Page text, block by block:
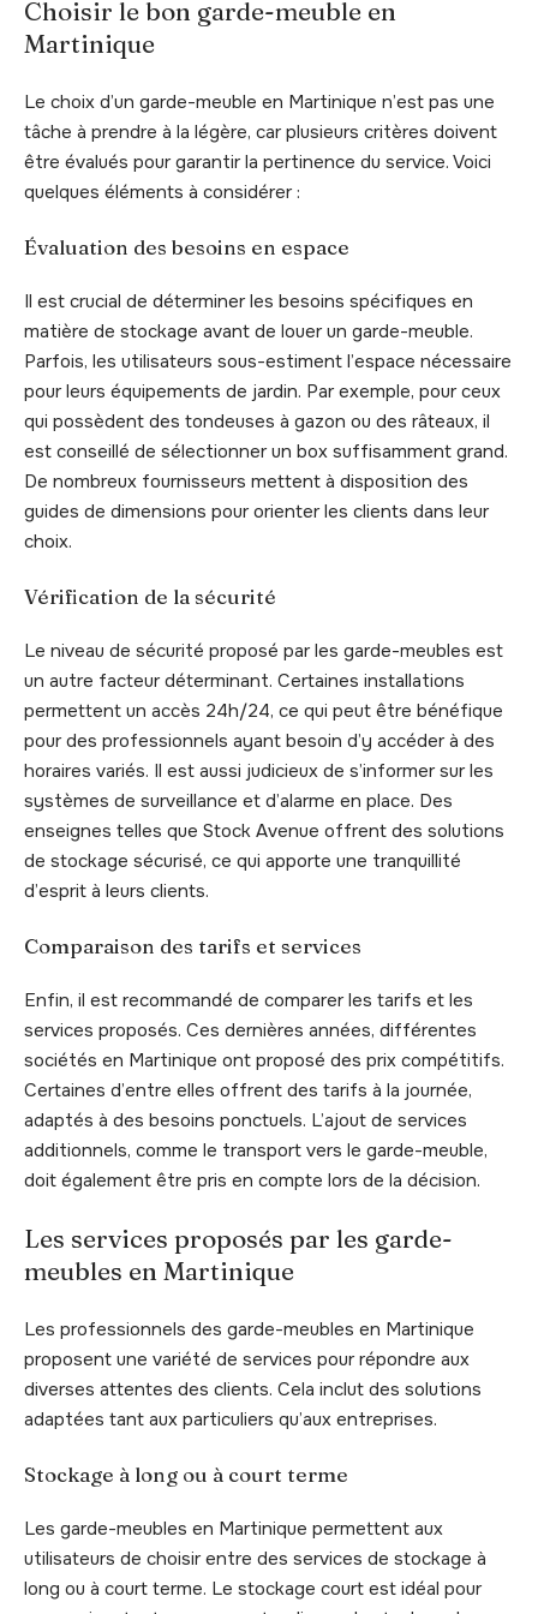
Choisir le bon garde-meuble en
Martinique
Le choix d’un garde-meuble en Martinique n’est pas une
tâche à prendre à la légère, car plusieurs critères doivent
être évalués pour garantir la pertinence du service. Voici
quelques éléments à considérer :
Évaluation des besoins en espace
Il est crucial de déterminer les besoins spécifiques en
matière de stockage avant de louer un garde-meuble.
Parfois, les utilisateurs sous-estiment l’espace nécessaire
pour leurs équipements de jardin. Par exemple, pour ceux
qui possèdent des tondeuses à gazon ou des râteaux, il
est conseillé de sélectionner un box suffisamment grand.
De nombreux fournisseurs mettent à disposition des
guides de dimensions pour orienter les clients dans leur
choix.
Vérification de la sécurité
Le niveau de sécurité proposé par les garde-meubles est
un autre facteur déterminant. Certaines installations
permettent un accès 24h/24, ce qui peut être bénéfique
pour des professionnels ayant besoin d’y accéder à des
horaires variés. Il est aussi judicieux de s’informer sur les
systèmes de surveillance et d’alarme en place. Des
enseignes telles que Stock Avenue offrent des solutions
de stockage sécurisé, ce qui apporte une tranquillité
d’esprit à leurs clients.
Comparaison des tarifs et services
Enfin, il est recommandé de comparer les tarifs et les
services proposés. Ces dernières années, différentes
sociétés en Martinique ont proposé des prix compétitifs.
Certaines d’entre elles offrent des tarifs à la journée,
adaptés à des besoins ponctuels. L’ajout de services
additionnels, comme le transport vers le garde-meuble,
doit également être pris en compte lors de la décision.
Les services proposés par les garde-
meubles en Martinique
Les professionnels des garde-meubles en Martinique
proposent une variété de services pour répondre aux
diverses attentes des clients. Cela inclut des solutions
adaptées tant aux particuliers qu’aux entreprises.
Stockage à long ou à court terme
Les garde-meubles en Martinique permettent aux
utilisateurs de choisir entre des services de stockage à
long ou à court terme. Le stockage court est idéal pour